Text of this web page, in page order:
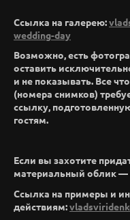
Ссылка на галерею:
wedding-day
Возможно, есть
оставить
и не показывать. Все
(номера снимков)
ссылку,
гостям.
Если вы захотите
материальный облик —
Ссылка на примеры и
действиям: